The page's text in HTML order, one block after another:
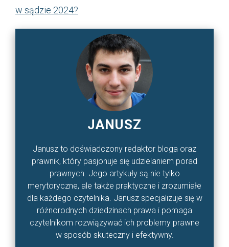
w sądzie 2024?
JANUSZ
Janusz to doświadczony redaktor bloga oraz
prawnik, który pasjonuje się udzielaniem porad
prawnych. Jego artykuły są nie tylko
merytoryczne, ale także praktyczne i zrozumiałe
dla każdego czytelnika. Janusz specjalizuje się w
różnorodnych dziedzinach prawa i pomaga
czytelnikom rozwiązywać ich problemy prawne
w sposób skuteczny i efektywny.